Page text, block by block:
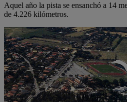
Aquel año la pista se ensanchó a 14
de 4.226 kilómetros.